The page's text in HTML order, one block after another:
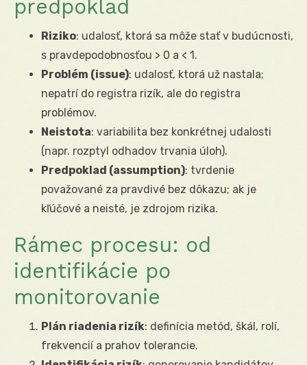
predpoklad
Riziko: udalosť, ktorá sa môže stať v budúcnosti,
s pravdepodobnosťou > 0 a < 1.
Problém (issue): udalosť, ktorá už nastala;
nepatrí do registra rizík, ale do registra
problémov.
Neistota: variabilita bez konkrétnej udalosti
(napr. rozptyl odhadov trvania úloh).
Predpoklad (assumption): tvrdenie
považované za pravdivé bez dôkazu; ak je
kľúčové a neisté, je zdrojom rizika.
Rámec procesu: od
identifikácie po
monitorovanie
Plán riadenia rizík: definícia metód, škál, rolí,
frekvencií a prahov tolerancie.